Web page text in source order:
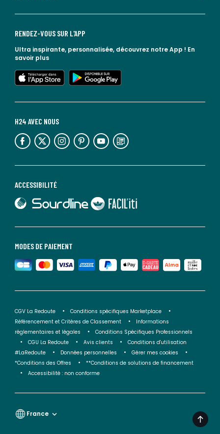
MODES DE PAIEMENT
ACCESSIBILITÉ
lien vers Sourdline
lien vers Faciliti
H24 AVEC NOUS
lien vers l'espace réseaux sociaux lien vers l'espace réseaux sociaux lien vers l'espace réseaux sociaux lien vers l'espace réseaux sociaux lien vers l'espace réseaux sociaux lien vers le blog la redoute
RENDEZ-VOUS SUR L'APP
Ultra inspirante, personnalisée, découvrez notre App ! En
savoir plus
lien vers l'app store
lien vers google play
CGV La Redoute
Conditions spécifiques Marketplace
Référencement et Critères de Classement
Informations
réglementaires et légales
Conditions Spécifiques Professionnels
CGU La Redoute
Avis clients
Conditions d'utilisation
#LaRedoute
Données personnelles
Gérer mes cookies
*Conditions des Offres
**Conditions de solutions de financement
Accessibilité : non conforme
France